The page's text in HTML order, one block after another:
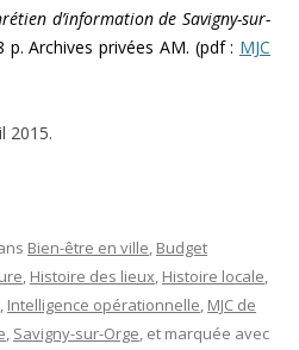
d’information de Savigny-sur-
Archives privées AM. (pdf : MJC
2015.
Bien-être en ville, Budget
, Histoire des lieux, Histoire locale,
, Intelligence opérationnelle, MJC de
, Savigny-sur-Orge, et marquée avec